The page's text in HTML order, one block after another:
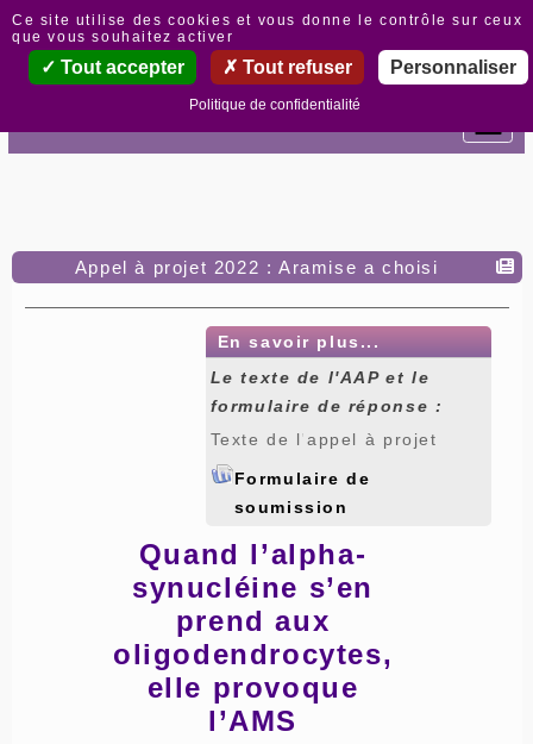
Appel à projet 2022 : Aramise a choisi
En savoir plus...
Le texte de l'AAP et le
formulaire de réponse :
Texte de l'appel à projet
Formulaire de
soumission
Quand l’alpha-
synucléine s’en
prend aux
oligodendrocytes,
elle provoque
l’AMS
Panneau de gestion des cookies
Ce site utilise des cookies et vous donne le contrôle sur ceux
que vous souhaitez activer
Tout accepter Tout refuser Personnaliser
Politique de confidentialité